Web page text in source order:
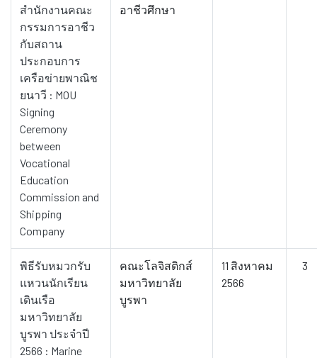
สำนักงานคณะ
กรรมการอาชีว
กับสถาน
ประกอบการ
เครือข่ายพาณิช
ยนาวี : MOU
Signing
Ceremony
between
Vocational
Education
Commission and
Shipping
Company
อาชีวศึกษา
พิธีรับหมวกรับ
แหวนนักเรียน
เดินเรือ
มหาวิทยาลัย
บูรพา ประจำปี
2566 : Marine
คณะโลจิสติกส์
มหาวิทยาลัย
บูรพา
11 สิงหาคม
2566
3